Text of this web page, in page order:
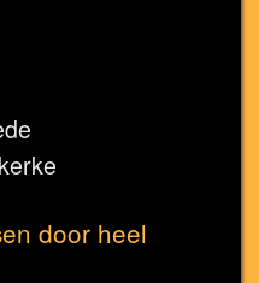
door heel